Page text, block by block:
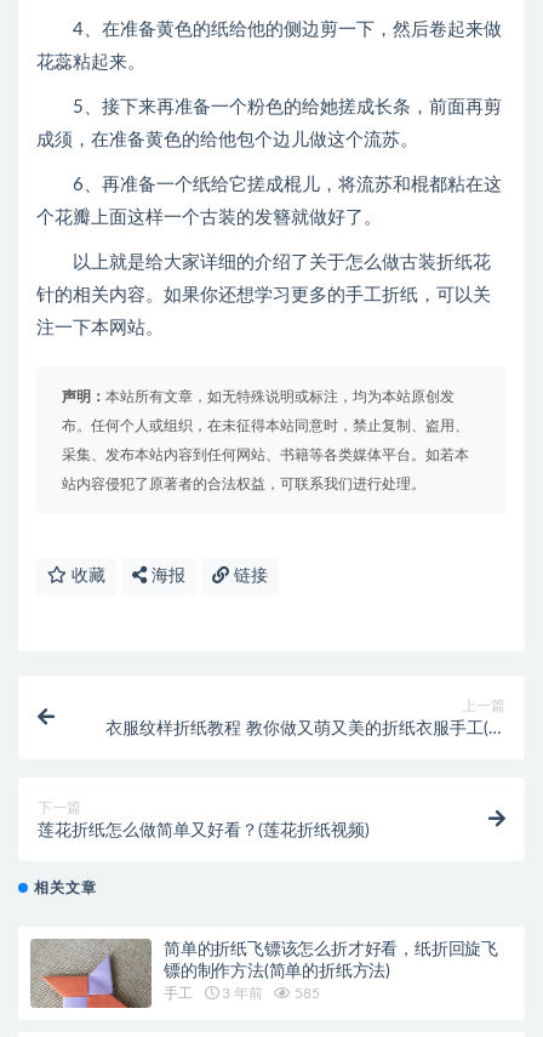
4、在准备黄色的纸给他的侧边剪一下，然后卷起来做
花蕊粘起来。
5、接下来再准备一个粉色的给她搓成长条，前面再剪
成须，在准备黄色的给他包个边儿做这个流苏。
6、再准备一个纸给它搓成棍儿，将流苏和棍都粘在这
个花瓣上面这样一个古装的发簪就做好了。
以上就是给大家详细的介绍了关于怎么做古装折纸花
针的相关内容。如果你还想学习更多的手工折纸，可以关
注一下本网站。
声明： 本站所有文章，如无特殊说明或标注，均为本站原创发
布。任何个人或组织，在未征得本站同意时，禁止复制、盗用、
采集、发布本站内容到任何网站、书籍等各类媒体平台。如若本
站内容侵犯了原著者的合法权益，可联系我们进行处理。
收藏 海报 链接
上一篇
衣服纹样折纸教程 教你做又萌又美的折纸衣服手工(衣
下一篇
莲花折纸怎么做简单又好看？(莲花折纸视频)
相关文章
简单的折纸飞镖该怎么折才好看，纸折回旋飞
镖的制作方法(简单的折纸方法)
手工 3 年前 585